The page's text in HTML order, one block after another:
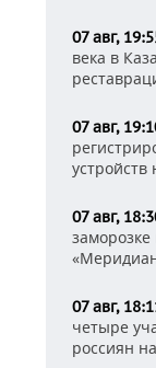
07 авг,
века в
07 авг,
устройств
07 авг,
заморозке
07 авг,
четыре
россиян